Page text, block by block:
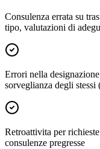
Consulenza errata su
tipo, valutazioni di
Errori nella
sorveglianza degli
Retroattivita per
consulenze pregresse